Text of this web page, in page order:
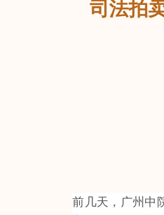
司法拍
前几天，广州中